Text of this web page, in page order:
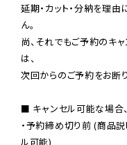
延期・カット・分納を理
ん。
尚、それでもご予約のキ
は、
次回からのご予約をお断
■ キャンセル可能な場合
・予約締め切り前 (商品
ル可能)